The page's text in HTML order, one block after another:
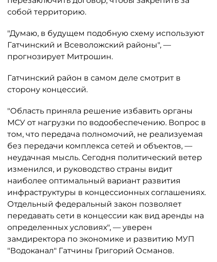
собой территорию.
"Думаю, в будущем подобную схему используют
Гатчинский и Всеволожский районы", —
прогнозирует Митрошин.
Гатчинский район в самом деле смотрит в
сторону концессий.
"Область приняла решение избавить органы
МСУ от нагрузки по водообеспечению. Вопрос в
том, что передача полномочий, не реализуемая
без передачи комплекса сетей и объектов, —
неудачная мысль. Сегодня политический ветер
изменился, и руководство страны видит
наиболее оптимальный вариант развития
инфраструктуры в концессионных соглашениях.
Отдельный федеральный закон позволяет
передавать сети в концессии как вид аренды на
определенных условиях", — уверен
замдиректора по экономике и развитию МУП
"Водоканал" Гатчины Григорий Османов.